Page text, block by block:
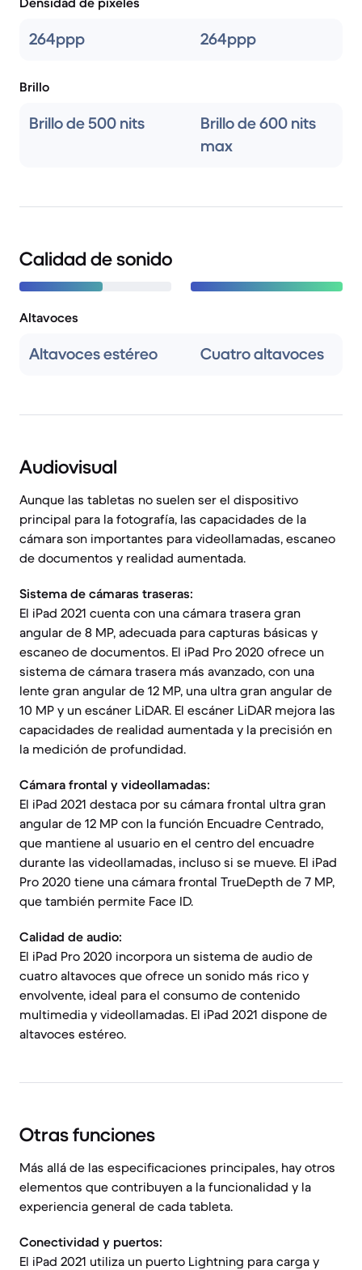
264ppp 264ppp
Brillo
Brillo de 500 nits
Brillo de 600 nits
max
Calidad de sonido
Altavoces
Altavoces estéreo Cuatro altavoces
Audiovisual
Aunque las tabletas no suelen ser el dispositivo
principal para la fotografía, las capacidades de la
cámara son importantes para videollamadas, escaneo
de documentos y realidad aumentada.
Sistema de cámaras traseras:
El iPad 2021 cuenta con una cámara trasera gran
angular de 8 MP, adecuada para capturas básicas y
escaneo de documentos. El iPad Pro 2020 ofrece un
sistema de cámara trasera más avanzado, con una
lente gran angular de 12 MP, una ultra gran angular de
10 MP y un escáner LiDAR. El escáner LiDAR mejora las
capacidades de realidad aumentada y la precisión en
la medición de profundidad.
Cámara frontal y videollamadas:
El iPad 2021 destaca por su cámara frontal ultra gran
angular de 12 MP con la función Encuadre Centrado,
que mantiene al usuario en el centro del encuadre
durante las videollamadas, incluso si se mueve. El iPad
Pro 2020 tiene una cámara frontal TrueDepth de 7 MP,
que también permite Face ID.
Calidad de audio:
El iPad Pro 2020 incorpora un sistema de audio de
cuatro altavoces que ofrece un sonido más rico y
envolvente, ideal para el consumo de contenido
multimedia y videollamadas. El iPad 2021 dispone de
altavoces estéreo.
Otras funciones
Más allá de las especificaciones principales, hay otros
elementos que contribuyen a la funcionalidad y la
experiencia general de cada tableta.
Conectividad y puertos:
El iPad 2021 utiliza un puerto Lightning para carga y